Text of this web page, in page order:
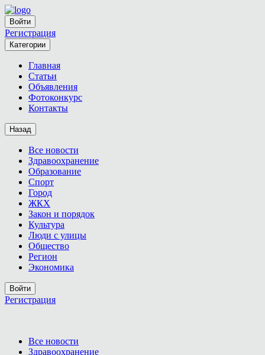
Войти
Регистрация
Категории
Главная
Статьи
Объявления
Фотоконкурс
Контакты
Назад
Все новости
Здравоохранение
Образование
Спорт
Город
ЖКХ
Закон и порядок
Культура
Люди с улицы
Общество
Регион
Экономика
Войти
Регистрация
Все новости
Здравоохранение